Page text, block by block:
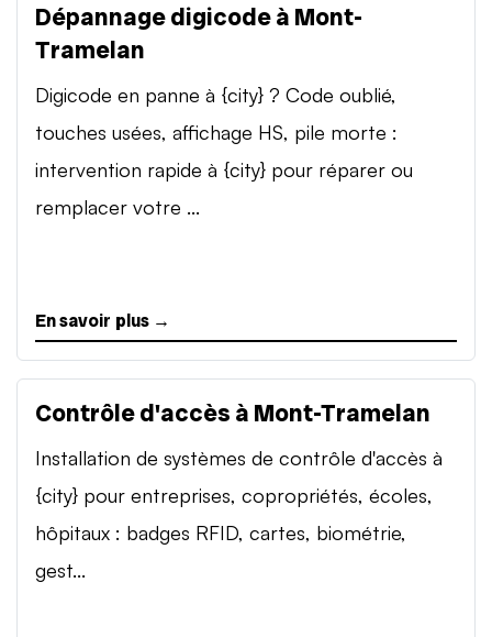
Dépannage digicode à Mont-
Tramelan
Digicode en panne à {city} ? Code oublié,
touches usées, affichage HS, pile morte :
intervention rapide à {city} pour réparer ou
remplacer votre ...
En savoir plus →
Contrôle d'accès à Mont-Tramelan
Installation de systèmes de contrôle d'accès à
{city} pour entreprises, copropriétés, écoles,
hôpitaux : badges RFID, cartes, biométrie,
gest...